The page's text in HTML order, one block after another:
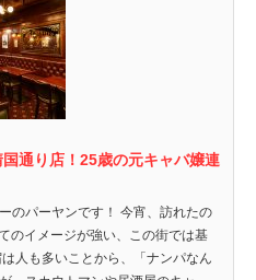
通り店！25歳の元キャバ嬢連
のパーヤンです！ 今宵、訪れたの
のイメージが強い、この街では基
人も多いことから、「ナンパなん